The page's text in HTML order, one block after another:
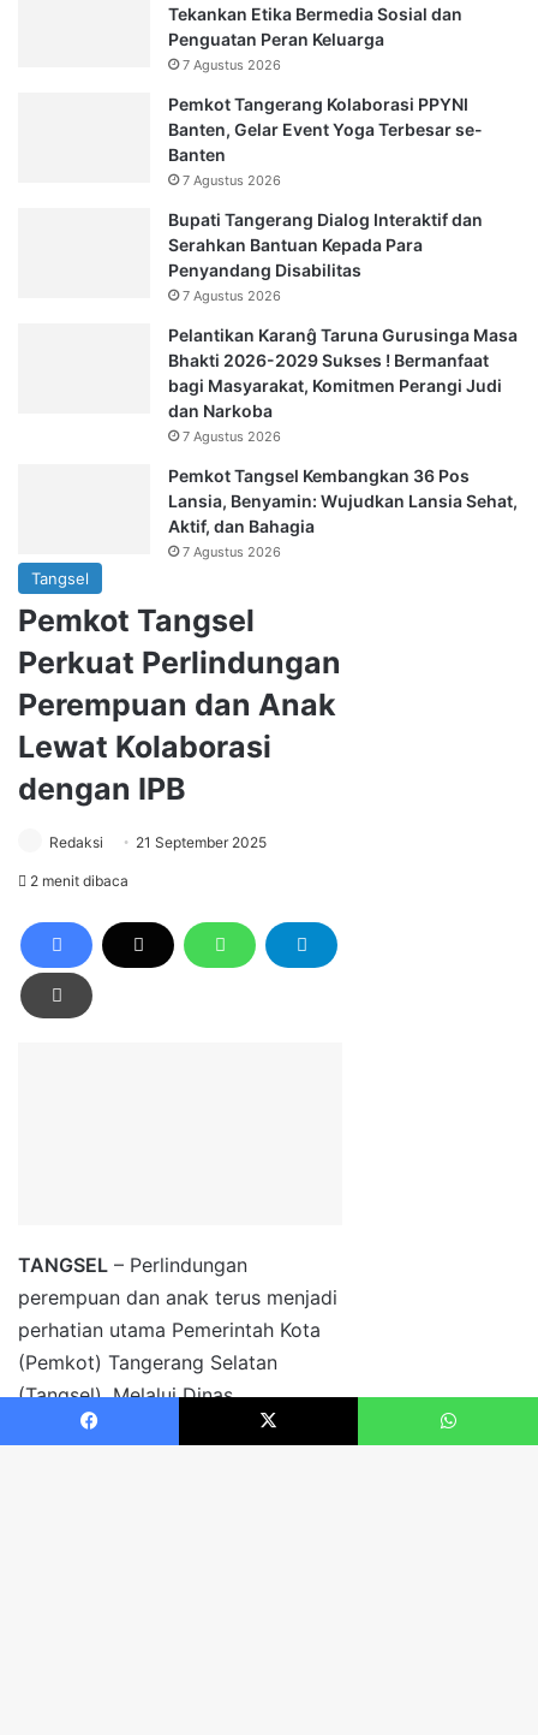
Tekankan Etika Bermedia Sosial dan
Penguatan Peran Keluarga
7 Agustus 2026
Pemkot Tangerang Kolaborasi PPYNI
Banten, Gelar Event Yoga Terbesar se-
Banten
7 Agustus 2026
Bupati Tangerang Dialog Interaktif dan
Serahkan Bantuan Kepada Para
Penyandang Disabilitas
7 Agustus 2026
Pelantikan Karanĝ Taruna Gurusinga Masa
Bhakti 2026-2029 Sukses ! Bermanfaat
bagi Masyarakat, Komitmen Perangi Judi
dan Narkoba
7 Agustus 2026
Pemkot Tangsel Kembangkan 36 Pos
Lansia, Benyamin: Wujudkan Lansia Sehat,
Aktif, dan Bahagia
7 Agustus 2026
Facebook X WhatsApp